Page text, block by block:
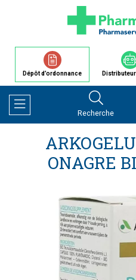
Dépôt d’ordonnance
Afficher la navigation
Recherche
ONAGRE